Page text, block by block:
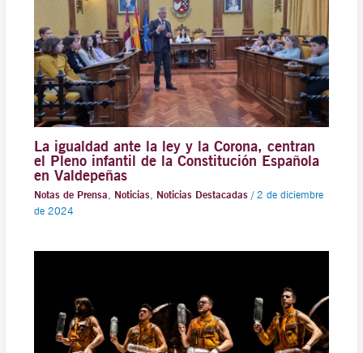
La igualdad ante la ley y la Corona, centran
el Pleno infantil de la Constitución Española
en Valdepeñas
Notas de Prensa, Noticias, Noticias Destacadas/ 2 de diciembre
de 2024